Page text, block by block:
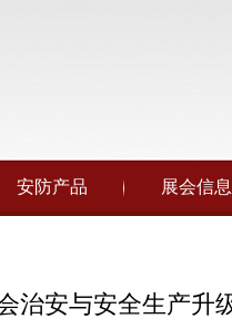
安防产品 展会信息
治安与安全生产升